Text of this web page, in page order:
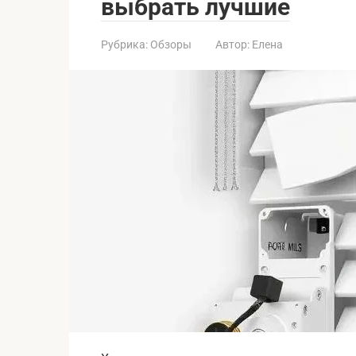
выбрать лучшие
Рубрика: Обзоры Автор: Елена